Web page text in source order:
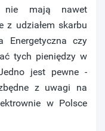
nie mają nawet
z udziałem skarbu
Energetyczna czy
tych pieniędzy w
jest pewne -
z uwagi na
w Polsce